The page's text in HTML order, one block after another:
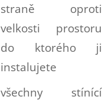
straně oproti
velkosti prostoru
do ktorého ji
instalujete
všechny stínící